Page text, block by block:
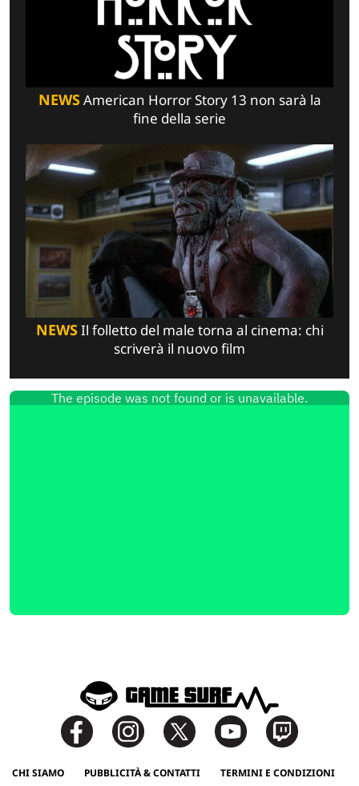
NEWSAmerican Horror Story 13 non sarà la
fine della serie
NEWSIl folletto del male torna al cinema: chi
scriverà il nuovo film
CHI SIAMO PUBBLICITÀ & CONTATTI TERMINI E CONDIZIONI